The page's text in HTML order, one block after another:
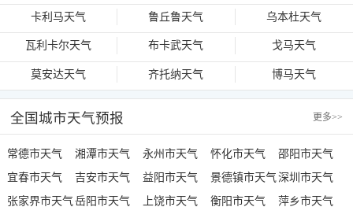
卡利马天气 鲁丘鲁天气 乌本杜天气
瓦利卡尔天气 布卡武天气 戈马天气
莫安达天气 齐托纳天气 博马天气
全国城市天气预报 更多>>
常德市天气 湘潭市天气 永州市天气 怀化市天气
邵阳市天气
宜春市天气
吉安市天气 益阳市天气 景德镇市天气深圳市天气
张家界市天气岳阳市天气 上饶市天气 衡阳市天气
萍乡市天气